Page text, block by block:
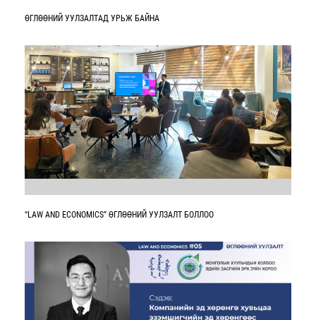
ӨГЛӨӨНИЙ УУЛЗАЛТАД УРЬЖ БАЙНА
“LAW AND ECONOMICS” ӨГЛӨӨНИЙ УУЛЗАЛТ БОЛЛОО